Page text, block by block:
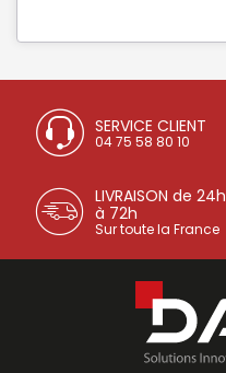
SERVICE CLIENT
04 75 58 80 10
LIVRAISON de 24h
à 72h
Sur toute la France